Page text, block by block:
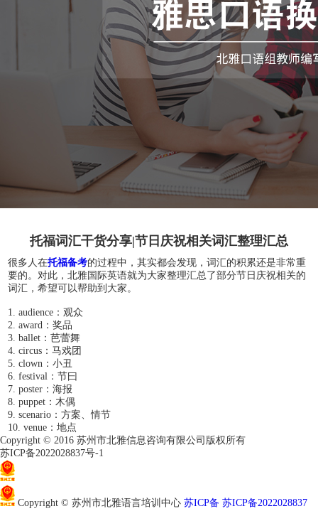
托福词汇干货分享|节日庆祝相关词汇整理汇总
很多人在托福备考的过程中，其实都会发现，词汇的积累还是非常重
要的。对此，北雅国际英语就为大家整理汇总了部分节日庆祝相关的
词汇，希望可以帮助到大家。
1. audience：观众
2. award：奖品
3. ballet：芭蕾舞
4. circus：马戏团
5. clown：小丑
6. festival：节曰
7. poster：海报
8. puppet：木偶
9. scenario：方案、情节
10. venue：地点
Copyright © 2016 苏州市北雅信息咨询有限公司版权所有
苏ICP备2022028837号-1
Copyright © 苏州市北雅语言培训中心 苏ICP备 苏ICP备2022028837